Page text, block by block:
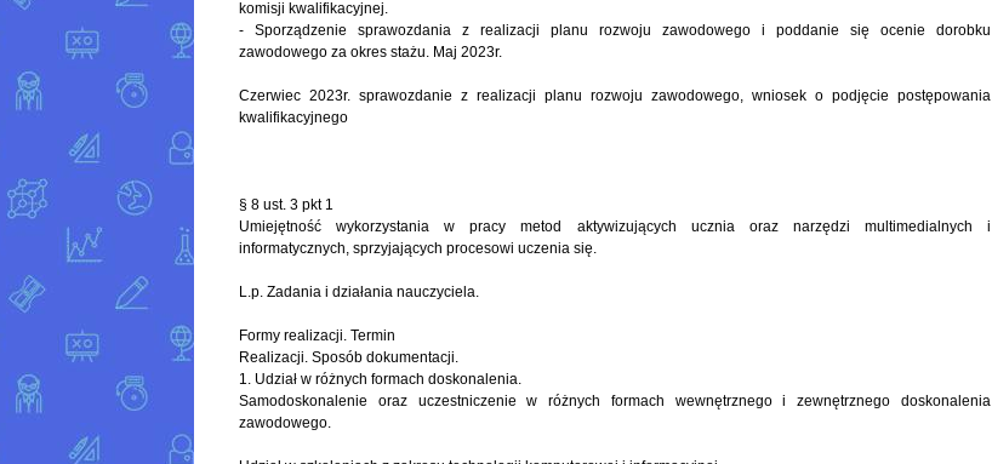
komisji kwalifikacyjnej.
- Sporządzenie sprawozdania z realizacji planu rozwoju zawodowego i poddanie się ocenie dorobku
zawodowego za okres stażu. Maj 2023r.
Czerwiec 2023r. sprawozdanie z realizacji planu rozwoju zawodowego, wniosek o podjęcie postępowania
kwalifikacyjnego
§ 8 ust. 3 pkt 1
Umiejętność wykorzystania w pracy metod aktywizujących ucznia oraz narzędzi multimedialnych i
informatycznych, sprzyjających procesowi uczenia się.
L.p. Zadania i działania nauczyciela.
Formy realizacji. Termin
Realizacji. Sposób dokumentacji.
1. Udział w różnych formach doskonalenia.
Samodoskonalenie oraz uczestniczenie w różnych formach wewnętrznego i zewnętrznego doskonalenia
zawodowego.